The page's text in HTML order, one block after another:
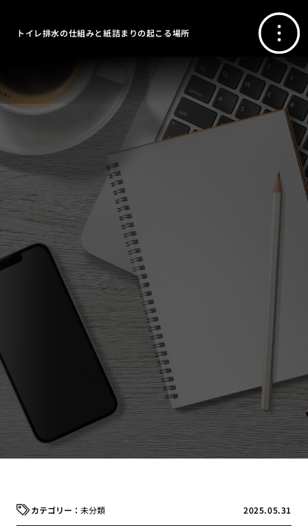
トイレ排水の仕組みと紙詰まりの起こる場所
2025.05.31
未分類